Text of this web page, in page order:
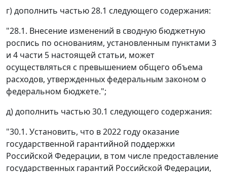
г) дополнить частью 28.1 следующего содержания:
"28.1. Внесение изменений в сводную бюджетную
роспись по основаниям, установленным пунктами 3
и 4 части 5 настоящей статьи, может
осуществляться с превышением общего объема
расходов, утвержденных федеральным законом о
федеральном бюджете.";
д) дополнить частью 30.1 следующего содержания:
"30.1. Установить, что в 2022 году оказание
государственной гарантийной поддержки
Российской Федерации, в том числе предоставление
государственных гарантий Российской Федерации,